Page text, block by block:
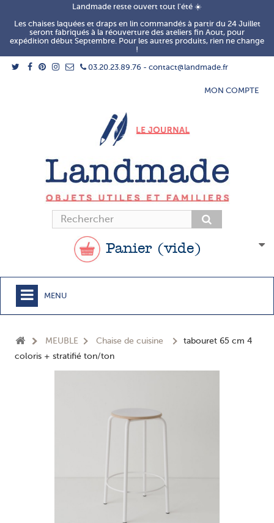
Landmade reste ouvert tout l'été ☀️
Les chaises laquées et draps en lin commandés à partir du 24 Juillet
seront fabriqués à la réouverture des ateliers fin Aout, pour
expédition début Septembre. Pour les autres produits, rien ne change
!
03.20.23.89.76 - contact@landmade.fr
MON COMPTE
Panier (vide)
MENU
MEUBLE Chaise de cuisine
tabouret 65 cm 4
coloris + stratifié ton/ton